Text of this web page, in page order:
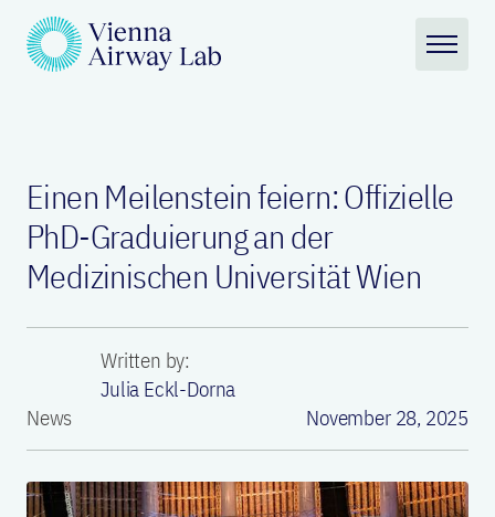
Einen Meilenstein feiern: Offizielle
PhD-Graduierung an der
Medizinischen Universität Wien
Written by:
Julia Eckl-Dorna
News
November 28, 2025